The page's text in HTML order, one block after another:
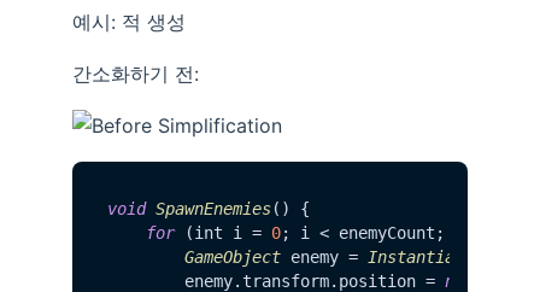
예시: 적 생성
간소화하기 전:
void SpawnEnemies() {
for (int i = 0; i < enemyCount; i++) {
GameObject enemy = Instantiate
        enemy.
transform. position = new